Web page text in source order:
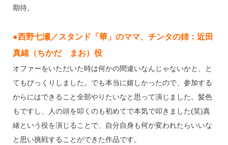
期待。
●西野七瀬／スタンド「華」のママ、チンタの姉：近田
真緒（ちかだ まお）役
オファーをいただいた時は何かの間違いなんじゃないかと、と
てもびっくりしました。でも本当に嬉しかったので、参加する
からにはできること全部やりたいなと思って演じました。髪色
もですし、人の頭を叩くのも初めてで本気で叩きました(笑)真
緒という役を演じることで、自分自身も何か変われたらいいな
と思い挑戦することができた作品です。